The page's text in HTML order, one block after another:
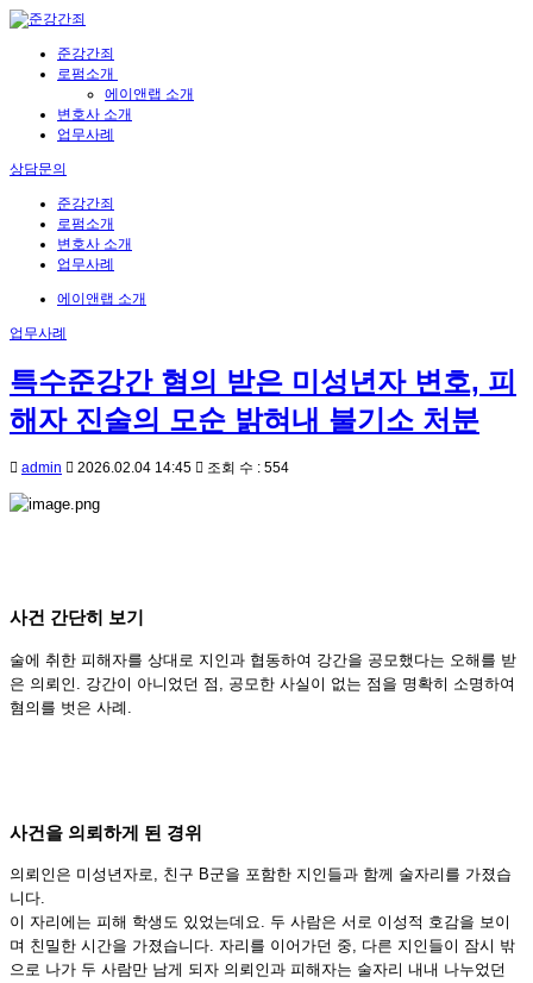
준강간죄
로펌소개
에이앤랩 소개
변호사 소개
업무사례
상담문의
준강간죄
로펌소개
변호사 소개
업무사례
에이앤랩 소개
업무사례
특수준강간 혐의 받은 미성년자 변호, 피
해자 진술의 모순 밝혀내 불기소 처분
admin 2026.02.04 14:45 조회 수 : 554
사건 간단히 보기
술에 취한 피해자를 상대로 지인과 협동하여 강간을 공모했다는 오해를 받
은 의뢰인. 강간이 아니었던 점, 공모한 사실이 없는 점을 명확히 소명하여
혐의를 벗은 사례.
사건을 의뢰하게 된 경위
의뢰인은 미성년자로, 친구 B군을 포함한 지인들과 함께 술자리를 가졌습
니다.
이 자리에는 피해 학생도 있었는데요. 두 사람은 서로 이성적 호감을 보이
며 친밀한 시간을 가졌습니다. 자리를 이어가던 중, 다른 지인들이 잠시 밖
으로 나가 두 사람만 남게 되자 의뢰인과 피해자는 술자리 내내 나누었던